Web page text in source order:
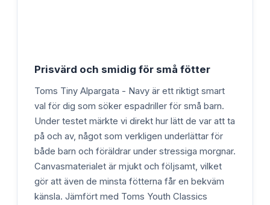
Prisvärd och smidig för små fötter
Toms Tiny Alpargata - Navy är ett riktigt smart
val för dig som söker espadriller för små barn.
Under testet märkte vi direkt hur lätt de var att ta
på och av, något som verkligen underlättar för
både barn och föräldrar under stressiga morgnar.
Canvasmaterialet är mjukt och följsamt, vilket
gör att även de minsta fötterna får en bekväm
känsla. Jämfört med Toms Youth Classics